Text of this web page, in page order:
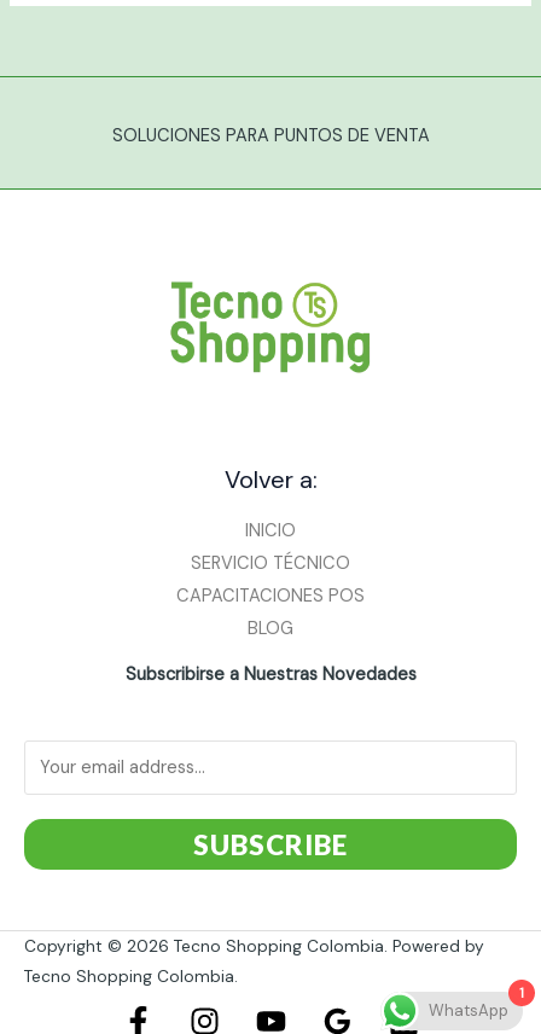
SOLUCIONES PARA PUNTOS DE VENTA
Volver a:
INICIO
SERVICIO TÉCNICO
CAPACITACIONES POS
BLOG
Subscribirse a Nuestras Novedades
SUBSCRIBE
Copyright © 2026 Tecno Shopping Colombia. Powered by
Tecno Shopping Colombia.
1
WhatsApp